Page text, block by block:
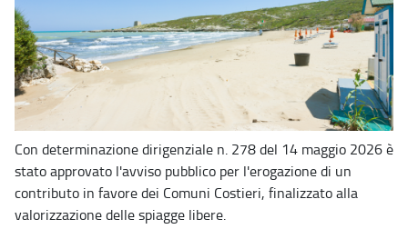
Con determinazione dirigenziale n. 278 del 14 maggio 2026 è
stato approvato l'avviso pubblico per l'erogazione di un
contributo in favore dei Comuni Costieri, finalizzato alla
valorizzazione delle spiagge libere.